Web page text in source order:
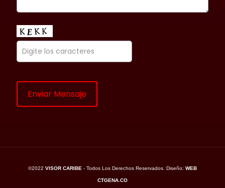
©2022 VISOR CARIBE - Todos Los Derechos Reservados. Diseño: WEB
CTGENA.CO